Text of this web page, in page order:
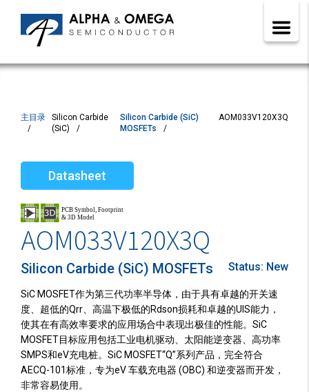
主目录
Silicon Carbide
(SiC)
Silicon Carbide (SiC)
MOSFETs
AOM033V120X3Q
Datasheet
AOM033V120X3Q
Silicon Carbide (SiC) MOSFETs Status: New
SiC MOSFET作为第三代功率半导体，由于具有卓越的开关速
度、超低的Qrr、高温下极低的Rdson损耗和卓越的UIS能力，
使其在有高效率要求的应用场合中表现出极佳的性能。SiC
MOSFET目标应用包括工业电机驱动、太阳能逆变器、高功率
SMPS和eV充电桩。SiC MOSFET“Q”系列产品，完全符合
AECQ-101标准，专为eV 车载充电器 (OBC) 和逆变器而开发，
非常容易使用。